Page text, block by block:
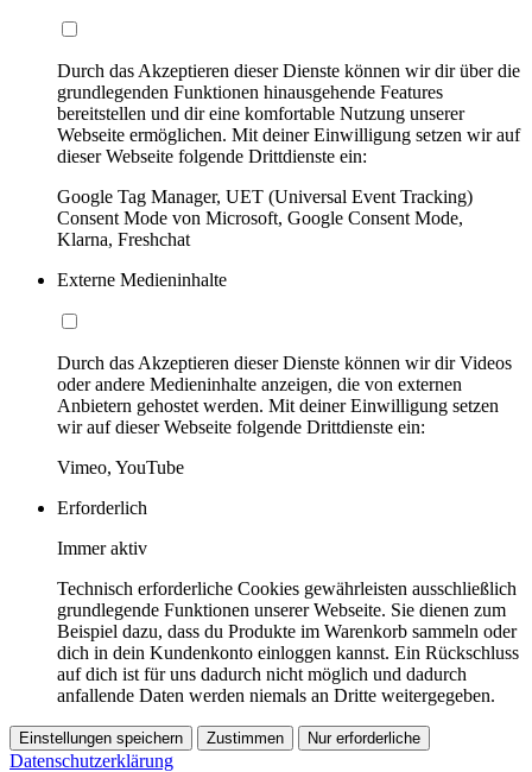
Durch das Akzeptieren dieser Dienste können wir dir über die
grundlegenden Funktionen hinausgehende Features
bereitstellen und dir eine komfortable Nutzung unserer
Webseite ermöglichen. Mit deiner Einwilligung setzen wir auf
dieser Webseite folgende Drittdienste ein:
Google Tag Manager, UET (Universal Event Tracking)
Consent Mode von Microsoft, Google Consent Mode,
Klarna, Freshchat
Externe Medieninhalte
Durch das Akzeptieren dieser Dienste können wir dir Videos
oder andere Medieninhalte anzeigen, die von externen
Anbietern gehostet werden. Mit deiner Einwilligung setzen
wir auf dieser Webseite folgende Drittdienste ein:
Vimeo, YouTube
Erforderlich
Immer aktiv
Technisch erforderliche Cookies gewährleisten ausschließlich
grundlegende Funktionen unserer Webseite. Sie dienen zum
Beispiel dazu, dass du Produkte im Warenkorb sammeln oder
dich in dein Kundenkonto einloggen kannst. Ein Rückschluss
auf dich ist für uns dadurch nicht möglich und dadurch
anfallende Daten werden niemals an Dritte weitergegeben.
Einstellungen speichern Zustimmen Nur erforderliche
Datenschutzerklärung